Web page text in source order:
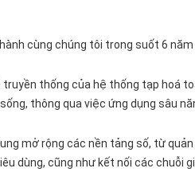
cùng chúng tôi trong suốt 6 năm
thống của hệ thống tạp hoá
thông qua việc ứng dụng sâu
mở rộng các nền tảng số, từ
cũng như kết nối các chuỗi